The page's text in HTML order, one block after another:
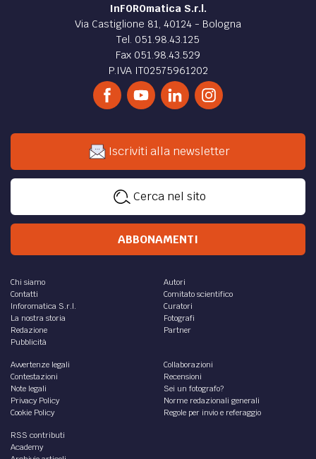
InFOROmatica S.r.l.
Via Castiglione 81, 40124 - Bologna
Tel. 051.98.43.125
Fax 051.98.43.529
P.IVA IT02575961202
Iscriviti alla newsletter
Cerca nel sito
ABBONAMENTI
Chi siamo
Contatti
Inforomatica S.r.l.
La nostra storia
Redazione
Pubblicità
Autori
Comitato scientifico
Curatori
Fotografi
Partner
Avvertenze legali
Contestazioni
Note legali
Privacy Policy
Cookie Policy
Collaborazioni
Recensioni
Sei un fotografo?
Norme redazionali generali
Regole per invio e referaggio
RSS contributi
Academy